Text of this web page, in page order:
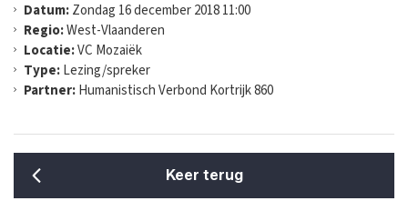
Datum:Zondag 16 december 2018 11:00
Regio:West-Vlaanderen
Locatie:VC Mozaiëk
Type:Lezing/spreker
Partner:Humanistisch Verbond Kortrijk 860
Keer terug